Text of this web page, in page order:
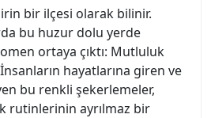
bir ilçesi olarak bilinir.
bu huzur dolu yerde
ortaya çıktı: Mutluluk
hayatlarına giren ve
bu renkli şekerlemeler,
rutinlerinin ayrılmaz bir